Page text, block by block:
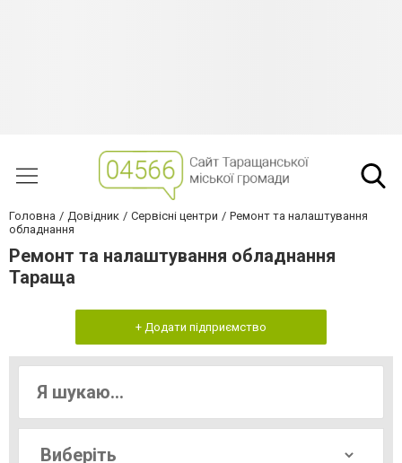
Головна Довідник Сервісні центри
Ремонт та налаштування
обладнання
Ремонт та налаштування обладнання
Тараща
+ Додати підприємство